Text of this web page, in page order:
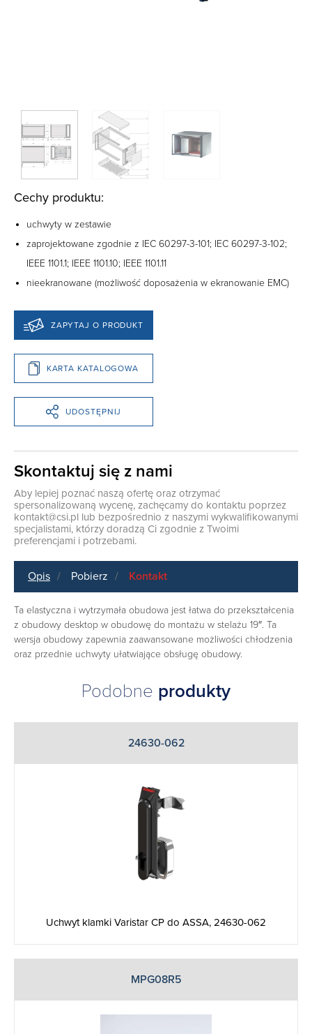
Cechy produktu:
uchwyty w zestawie
zaprojektowane zgodnie z IEC 60297-3-101; IEC 60297-3-102;
IEEE 1101.1; IEEE 1101.10; IEEE 1101.11
nieekranowane (możliwość doposażenia w ekranowanie EMC)
ZAPYTAJ O PRODUKT
KARTA KATALOGOWA
UDOSTĘPNIJ
Skontaktuj się z nami
Aby lepiej poznać naszą ofertę oraz otrzymać
spersonalizowaną wycenę, zachęcamy do kontaktu poprzez
kontakt@csi.pl lub bezpośrednio z naszymi wykwalifikowanymi
specjalistami, którzy doradzą Ci zgodnie z Twoimi
preferencjami i potrzebami.
Opis Pobierz Kontakt
Ta elastyczna i wytrzymała obudowa jest łatwa do przekształcenia
z obudowy desktop w obudowę do montażu w stelażu 19″. Ta
wersja obudowy zapewnia zaawansowane możliwości chłodzenia
oraz przednie uchwyty ułatwiające obsługę obudowy.
Podobne produkty
24630-062
Uchwyt klamki Varistar CP do ASSA, 24630-062
MPG08R5